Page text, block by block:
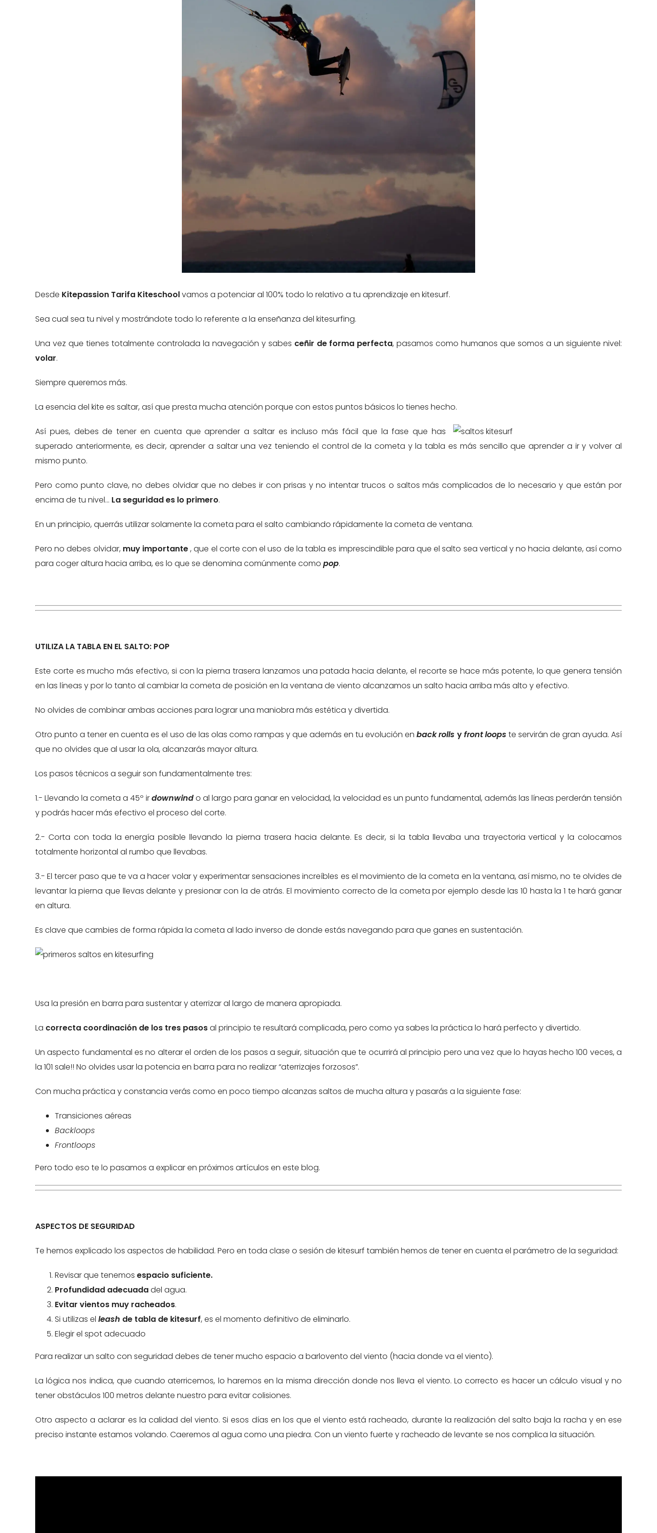
Desde Kitepassion Tarifa Kiteschoolvamos a potenciar al 100% todo lo relativo a tu aprendizaje en kitesurf.
Sea cual sea tu nivel y mostrándote todo lo referente a la enseñanza del kitesurfing.
Una vez que tienes totalmente controlada la navegación y sabes ceñir de forma perfecta, pasamos como humanos que somos a un siguiente nivel:
volar.
Siempre queremos más.
La esencia del kite es saltar, así que presta mucha atención porque con estos puntos básicos lo tienes hecho.
Así pues, debes de tener en cuenta que aprender a saltar es incluso más fácil que la fase que has
superado anteriormente, es decir, aprender a saltar una vez teniendo el control de la cometa y la tabla es más sencillo que aprender a ir y volver al
mismo punto.
Pero como punto clave, no debes olvidar que no debes ir con prisas y no intentar trucos o saltos más complicados de lo necesario y que están por
encima de tu nivel… La seguridad es lo primero.
En un principio, querrás utilizar solamente la cometa para el salto cambiando rápidamente la cometa de ventana.
Pero no debes olvidar, muy importante, que el corte con el uso de la tabla es imprescindible para que el salto sea vertical y no hacia delante, así como
para coger altura hacia arriba, es lo que se denomina comúnmente como pop.
UTILIZA LA TABLA EN EL SALTO: POP
Este corte es mucho más efectivo, si con la pierna trasera lanzamos una patada hacia delante, el recorte se hace más potente, lo que genera tensión
en las líneas y por lo tanto al cambiar la cometa de posición en la ventana de viento alcanzamos un salto hacia arriba más alto y efectivo.
No olvides de combinar ambas acciones para lograr una maniobra más estética y divertida.
Otro punto a tener en cuenta es el uso de las olas como rampas y que además en tu evolución enback rolls yfront loops te servirán de gran ayuda. Así
que no olvides que al usar la ola, alcanzarás mayor altura.
Los pasos técnicos a seguir son fundamentalmente tres:
1.- Llevando la cometa a 45º irdownwindo al largo para ganar en velocidad, la velocidad es un punto fundamental, además las líneas perderán tensión
y podrás hacer más efectivo el proceso del corte.
2.- Corta con toda la energía posible llevando la pierna trasera hacia delante. Es decir, si la tabla llevaba una trayectoria vertical y la colocamos
totalmente horizontal al rumbo que llevabas.
3.- El tercer paso que te va a hacer volar y experimentar sensaciones increíbles es el movimiento de la cometa en la ventana, así mismo, no te olvides de
levantar la pierna que llevas delante y presionar con la de atrás. El movimiento correcto de la cometa por ejemplo desde las 10 hasta la 1 te hará ganar
en altura.
Es clave que cambies de forma rápida la cometa al lado inverso de donde estás navegando para que ganes en sustentación.
Usa la presión en barra para sustentar y aterrizar al largo de manera apropiada.
La correcta coordinación de los tres pasosal principio te resultará complicada, pero como ya sabes la práctica lo hará perfecto y divertido.
Un aspecto fundamental es no alterar el orden de los pasos a seguir, situación que te ocurrirá al principio pero una vez que lo hayas hecho 100 veces, a
la 101 sale!! No olvides usar la potencia en barra para no realizar “aterrizajes forzosos”.
Con mucha práctica y constancia verás como en poco tiempo alcanzas saltos de mucha altura y pasarás a la siguiente fase:
Transiciones aéreas
Backloops
Frontloops
Pero todo eso te lo pasamos a explicar en próximos artículos en este blog.
ASPECTOS DE SEGURIDAD
Te hemos explicado los aspectos de habilidad. Pero en toda clase o sesión de kitesurf también hemos de tener en cuenta el parámetro de la seguridad:
Revisar que tenemos espacio suficiente.
Profundidad adecuadadel agua.
Evitar vientos muy racheados.
Si utilizas el leash de tabla de kitesurf, es el momento definitivo de eliminarlo.
Elegir el spot adecuado
Para realizar un salto con seguridad debes de tener mucho espacio a barlovento del viento (hacia donde va el viento).
La lógica nos indica, que cuando aterricemos, lo haremos en la misma dirección donde nos lleva el viento. Lo correcto es hacer un cálculo visual y no
tener obstáculos 100 metros delante nuestro para evitar colisiones.
Otro aspecto a aclarar es la calidad del viento. Si esos días en los que el viento está racheado, durante la realización del salto baja la racha y en ese
preciso instante estamos volando. Caeremos al agua como una piedra. Con un viento fuerte y racheado de levante se nos complica la situación.